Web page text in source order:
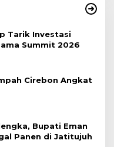
Tarik Investasi
Summit 2026
Cirebon Angkat
Bupati Eman
Panen di Jatitujuh